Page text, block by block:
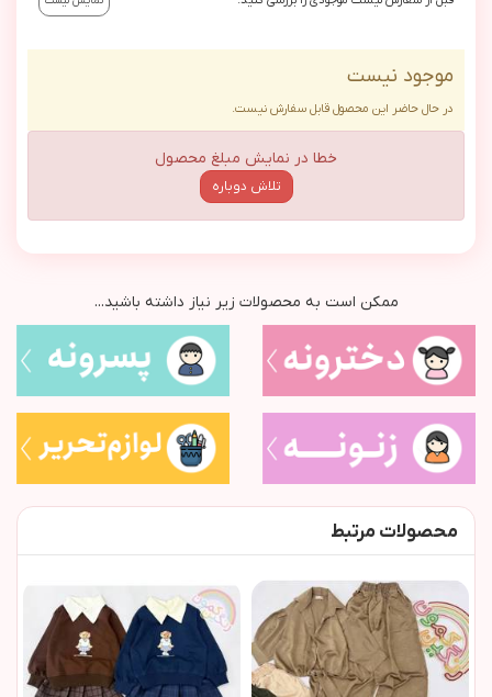
موجود نیست
در حال حاضر این محصول قابل سفارش نیست.
خطا در نمایش مبلغ محصول
تلاش دوباره
ممکن است به محصولات زیر نیاز داشته باشید...
محصولات مرتبط